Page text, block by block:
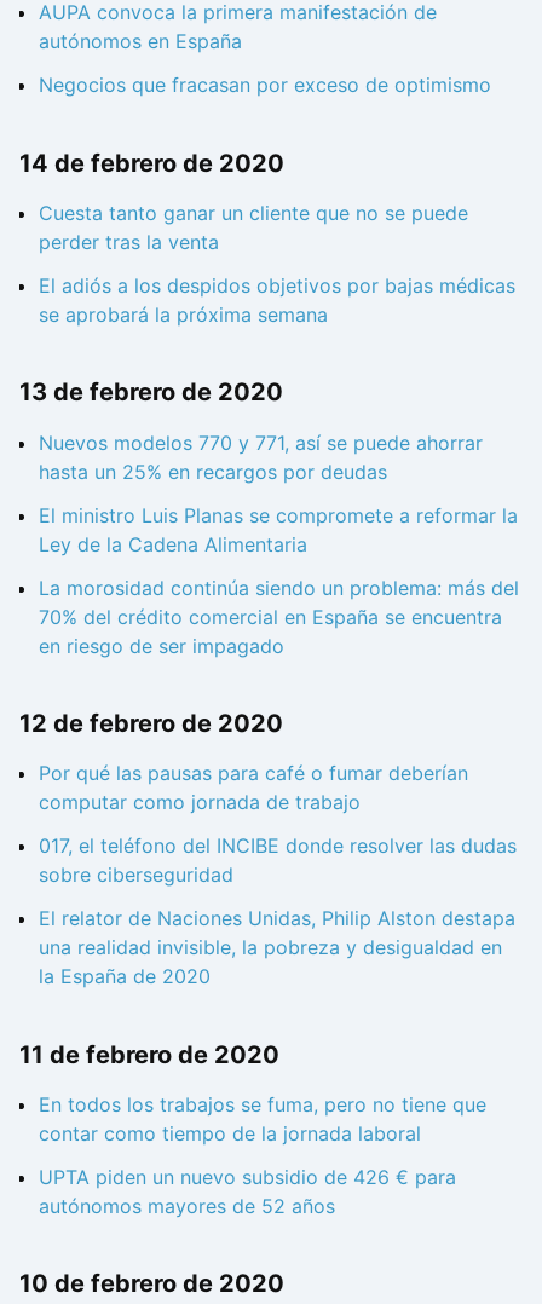
AUPA convoca la primera manifestación de
autónomos en España
Negocios que fracasan por exceso de optimismo
14 de febrero de 2020
Cuesta tanto ganar un cliente que no se puede
perder tras la venta
El adiós a los despidos objetivos por bajas médicas
se aprobará la próxima semana
13 de febrero de 2020
Nuevos modelos 770 y 771, así se puede ahorrar
hasta un 25% en recargos por deudas
El ministro Luis Planas se compromete a reformar la
Ley de la Cadena Alimentaria
La morosidad continúa siendo un problema: más del
70% del crédito comercial en España se encuentra
en riesgo de ser impagado
12 de febrero de 2020
Por qué las pausas para café o fumar deberían
computar como jornada de trabajo
017, el teléfono del INCIBE donde resolver las dudas
sobre ciberseguridad
El relator de Naciones Unidas, Philip Alston destapa
una realidad invisible, la pobreza y desigualdad en
la España de 2020
11 de febrero de 2020
En todos los trabajos se fuma, pero no tiene que
contar como tiempo de la jornada laboral
UPTA piden un nuevo subsidio de 426 € para
autónomos mayores de 52 años
10 de febrero de 2020